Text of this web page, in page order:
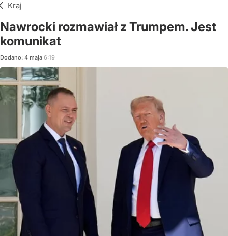
Kraj
Nawrocki rozmawiał z Trumpem. Jest
komunikat
Dodano: 4 maja 6:19